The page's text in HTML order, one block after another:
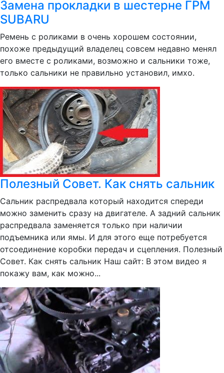
Замена прокладки в шестерне ГРМ
SUBARU
Ремень с роликами в очень хорошем состоянии,
похоже предыдущий владелец совсем недавно менял
его вместе с роликами, возможно и сальники тоже,
только сальники не правильно установил, имхо.
Полезный Совет. Как снять сальник
Сальник распредвала который находится спереди
можно заменить сразу на двигателе. А задний сальник
распредвала заменяется только при наличии
подъемника или ямы. И для этого еще потребуется
отсоединение коробки передач и сцепления. Полезный
Совет. Как снять сальник Наш сайт: В этом видео я
покажу вам, как можно...